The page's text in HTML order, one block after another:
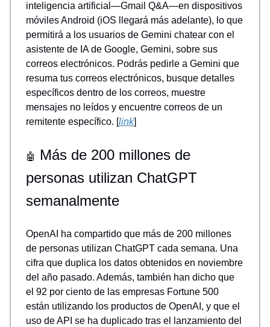
inteligencia artificial—Gmail Q&A—en dispositivos
móviles Android (iOS llegará más adelante), lo que
permitirá a los usuarios de Gemini chatear con el
asistente de IA de Google, Gemini, sobre sus
correos electrónicos. Podrás pedirle a Gemini que
resuma tus correos electrónicos, busque detalles
específicos dentro de los correos, muestre
mensajes no leídos y encuentre correos de un
remitente específico. [link]
🤖
Más de 200 millones de
personas utilizan ChatGPT
semanalmente
OpenAI ha compartido que más de 200 millones
de personas utilizan ChatGPT cada semana. Una
cifra que duplica los datos obtenidos en noviembre
del año pasado. Además, también han dicho que
el 92 por ciento de las empresas Fortune 500
están utilizando los productos de OpenAI, y que el
uso de API se ha duplicado tras el lanzamiento del